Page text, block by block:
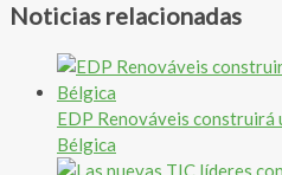
Noticias relacionadas
EDP Renováveis construirá
Bélgica